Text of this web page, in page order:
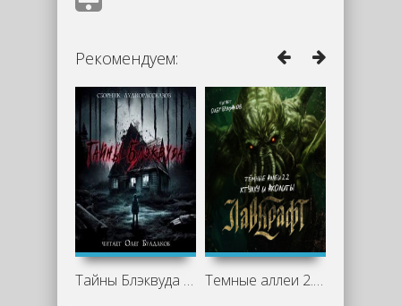
Рекомендуем:
Тайны Блэквуда (том 5) Темные аллеи 2.3 – Аколиты и Ктулху.